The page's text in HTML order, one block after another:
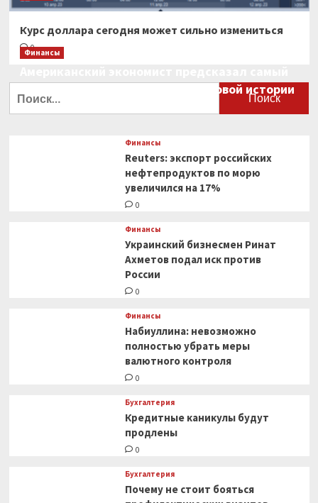
Курс доллара сегодня может сильно измениться
0
Финансы
большой финансовый крах в мировой истории
Финансы
Reuters: экспорт российских
нефтепродуктов по морю
увеличился на 17%
0
Финансы
Украинский бизнесмен Ринат
Ахметов подал иск против
России
0
Финансы
Набиуллина: невозможно
полностью убрать меры
валютного контроля
0
Бухгалтерия
Кредитные каникулы будут
продлены
0
Бухгалтерия
Почему не стоит бояться